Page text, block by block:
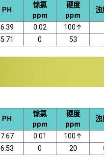
PH
馀氯
ppm
硬度
ppm
浊
6.39 0.02 100↑
5.71 0 53
PH
馀氯
ppm
硬度
ppm
浊
7.67 0.01 100↑
6.53 0 20